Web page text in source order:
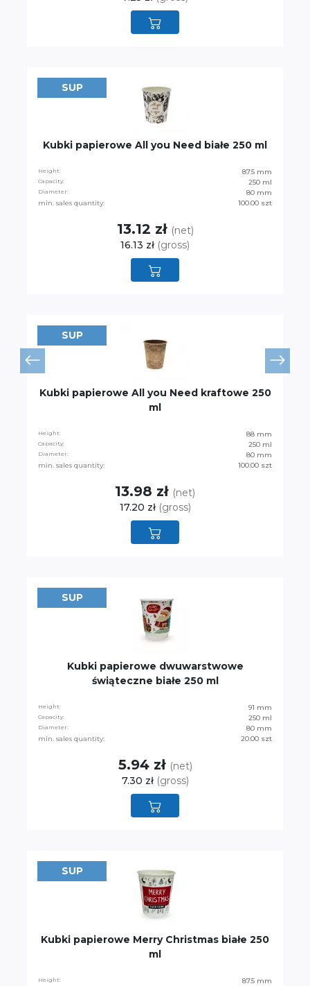
SUP
Kubki papierowe All you Need białe 250 ml
Height: 87.5 mm
Capacity: 250 ml
Diameter:
80 mm
min. sales quantity:
100.00 szt
13.12 zł (net)
16.13 zł (gross)
SUP
Kubki papierowe All you Need kraftowe 250
ml
Height: 88 mm
Capacity: 250 ml
Diameter:
80 mm
min. sales quantity:
100.00 szt
13.98 zł (net)
17.20 zł (gross)
SUP
Kubki papierowe dwuwarstwowe
świąteczne białe 250 ml
Height: 91 mm
Capacity: 250 ml
Diameter:
80 mm
min. sales quantity:
20.00 szt
5.94 zł (net)
7.30 zł (gross)
SUP
Kubki papierowe Merry Christmas białe 250
ml
Height: 87.5 mm